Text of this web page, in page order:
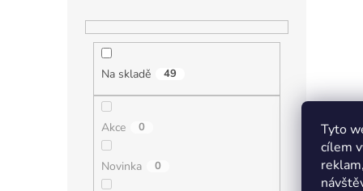
Tyto
cílem
Na skladě 49
Akce 0
Novinka 0